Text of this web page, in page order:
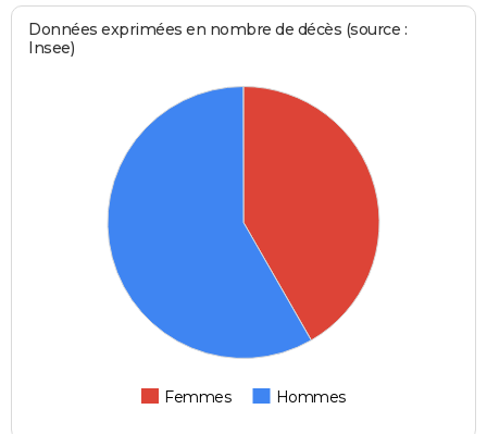
Données exprimées en nombre de décès (source :
Insee)
Femmes Hommes